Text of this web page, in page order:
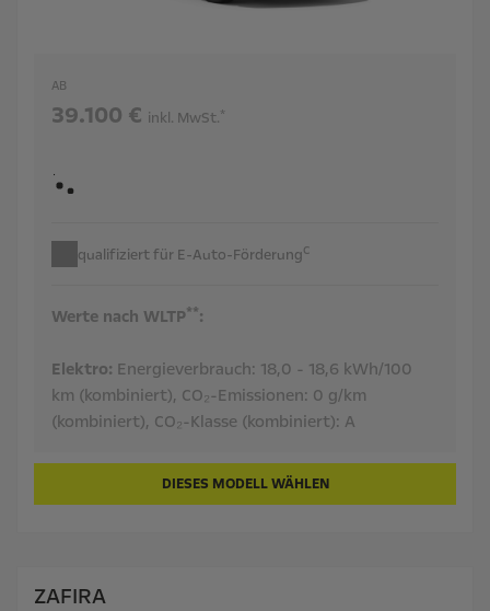
AB
39.100 € inkl. MwSt.*
qualifiziert für E-Auto-Förderungc
Werte nach WLTP**:
Elektro: Energieverbrauch: 18,0 - 18,6 kWh/100
km (kombiniert), CO₂-Emissionen: 0 g/km
(kombiniert), CO₂-Klasse (kombiniert): A
DIESES MODELL WÄHLEN
ZAFIRA